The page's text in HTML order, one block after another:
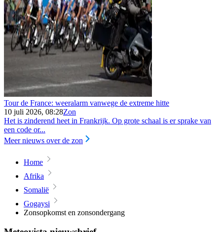
Tour de France: weeralarm vanwege de extreme hitte
10 juli 2026, 08:28Zon
Het is zinderend heet in Frankrijk. Op grote schaal is er sprake van
een code or...
Meer nieuws over de zon
Home
Afrika
Somalië
Gogaysi
Zonsopkomst en zonsondergang